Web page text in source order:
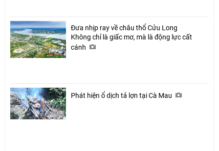
Đưa nhịp ray về châu thổ Cửu Long
Không chỉ là giấc mơ, mà là động lực cất
cánh
Phát hiện ổ dịch tả lợn tại Cà Mau